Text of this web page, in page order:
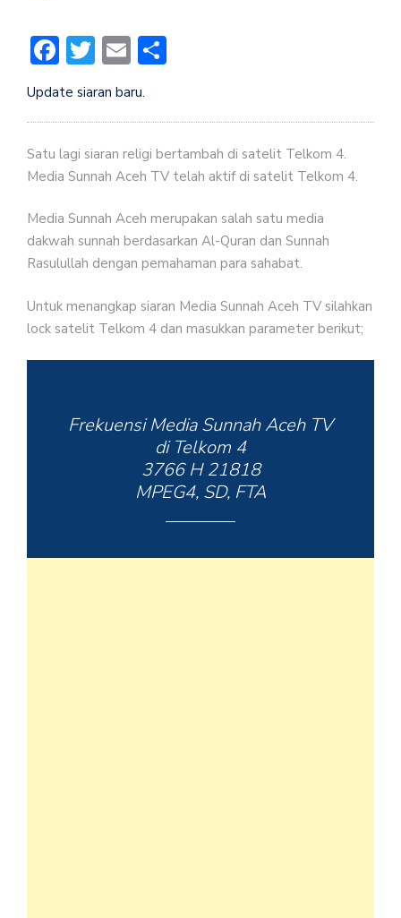
Facebook
Twitter
Email
Update siaran baru.
Satu lagi siaran religi bertambah di satelit Telkom 4.
Media Sunnah Aceh TV telah aktif di satelit Telkom 4.
Media Sunnah Aceh merupakan salah satu media
dakwah sunnah berdasarkan Al-Quran dan Sunnah
Rasulullah dengan pemahaman para sahabat.
Untuk menangkap siaran Media Sunnah Aceh TV silahkan
lock satelit Telkom 4 dan masukkan parameter berikut;
Frekuensi Media Sunnah Aceh TV
di Telkom 4
3766 H 21818
MPEG4, SD, FTA